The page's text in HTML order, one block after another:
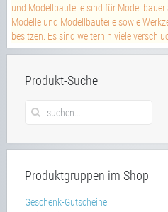
und Modellbauteile sind für
Modelle und Modellbauteile sowie
besitzen. Es sind weiterhin viele
Produkt-Suche
Produktgruppen im Shop
Geschenk-Gutscheine